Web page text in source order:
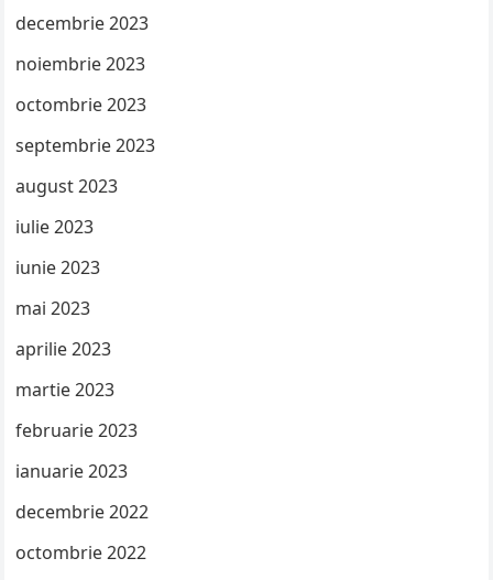
decembrie 2023
noiembrie 2023
octombrie 2023
septembrie 2023
august 2023
iulie 2023
iunie 2023
mai 2023
aprilie 2023
martie 2023
februarie 2023
ianuarie 2023
decembrie 2022
octombrie 2022